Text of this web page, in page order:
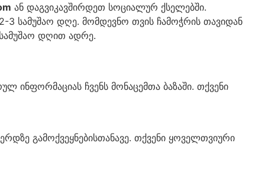
ან დაგვიკავშირდეთ სოციალურ ქსელებში.
3 სამუშაო დღე. მომდევნო თვის ჩამოჭრის თავიდან
დღით ადრე.
ინფორმაციას ჩვენს მონაცემთა ბაზაში. თქვენი
გამოქვეყნებისთანავე. თქვენი ყოველთვიური